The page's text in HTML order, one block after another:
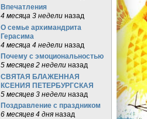
Впечатления
4 месяца 3 неделиназад
О семье архимандрита
Герасима
4 месяца 4 неделиназад
Почему с эмоциональностью
5 месяцев 2 неделиназад
СВЯТАЯ БЛАЖЕННАЯ
КСЕНИЯ ПЕТЕРБУРГСКАЯ
5 месяцев 3 неделиназад
Поздравление с праздником
6 месяцев 4 дняназад